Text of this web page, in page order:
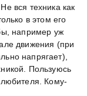
вся техника как
в этом его
например уж
движения (при
напрягает),
Пользуюсь
Кому-